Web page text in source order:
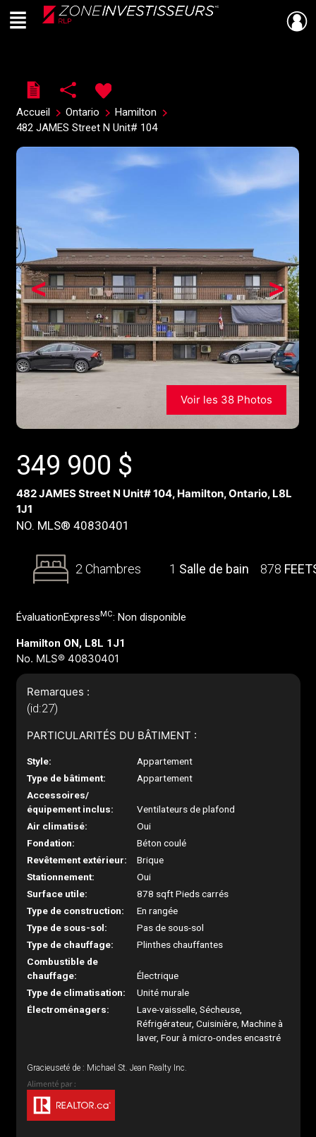
Live
En Direct
Menu
Accueil Ontario
Hamilton
482 JAMES Street N Unit# 104
>
<
Voir les 38 Photos
349 900 $
482 JAMES Street N Unit# 104, Hamilton, Ontario, L8L
1J1
NO. MLS® 40830401
2 Chambres 1 Salle de bain 878
ÉvaluationExpress MC: Non disponible
Hamilton ON, L8L 1J1
No. MLS® 40830401
Remarques :
(id:27)
PARTICULARITÉS DU BÂTIMENT :
Style:
Appartement
Type de bâtiment:
Appartement
Accessoires/
équipement inclus:
Ventilateurs de plafond
Air climatisé:
Oui
Fondation:
Béton coulé
Revêtement extérieur:
Brique
Stationnement:
Oui
Surface utile:
878 sqft Pieds carrés
Type de construction:
En rangée
Type de sous-sol:
Pas de sous-sol
Type de chauffage:
Plinthes chauffantes
Combustible de
chauffage:
Électrique
Type de climatisation:
Unité murale
Électroménagers:
Lave-vaisselle, Sécheuse,
Réfrigérateur, Cuisinière, Machine à
laver, Four à micro-ondes encastré
Gracieuseté de : Michael St. Jean Realty Inc.